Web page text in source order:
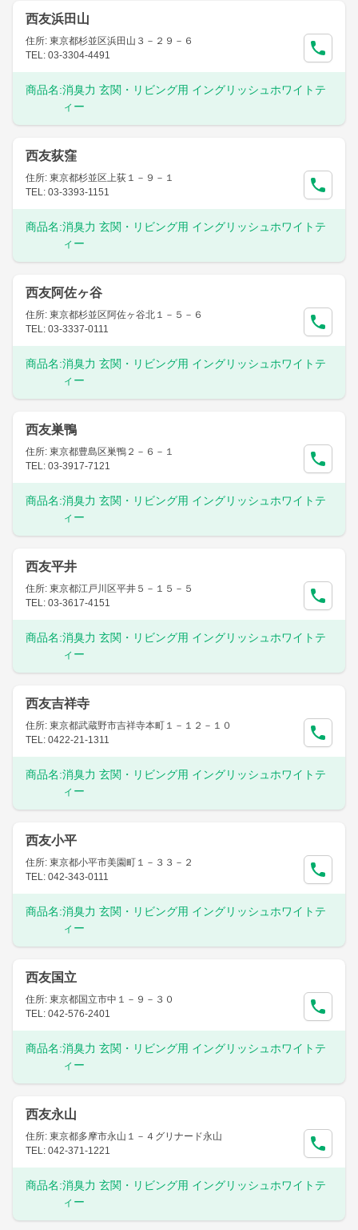
西友浜田山
住所: 東京都杉並区浜田山３－２９－６
TEL: 03-3304-4491
商品名:消臭力 玄関・リビング用 イングリッシュホワイトテ
ィー
西友荻窪
住所: 東京都杉並区上荻１－９－１
TEL: 03-3393-1151
商品名:消臭力 玄関・リビング用 イングリッシュホワイトテ
ィー
西友阿佐ヶ谷
住所: 東京都杉並区阿佐ヶ谷北１－５－６
TEL: 03-3337-0111
商品名:消臭力 玄関・リビング用 イングリッシュホワイトテ
ィー
西友巣鴨
住所: 東京都豊島区巣鴨２－６－１
TEL: 03-3917-7121
商品名:消臭力 玄関・リビング用 イングリッシュホワイトテ
ィー
西友平井
住所: 東京都江戸川区平井５－１５－５
TEL: 03-3617-4151
商品名:消臭力 玄関・リビング用 イングリッシュホワイトテ
ィー
西友吉祥寺
住所: 東京都武蔵野市吉祥寺本町１－１２－１０
TEL: 0422-21-1311
商品名:消臭力 玄関・リビング用 イングリッシュホワイトテ
ィー
西友小平
住所: 東京都小平市美園町１－３３－２
TEL: 042-343-0111
商品名:消臭力 玄関・リビング用 イングリッシュホワイトテ
ィー
西友国立
住所: 東京都国立市中１－９－３０
TEL: 042-576-2401
商品名:消臭力 玄関・リビング用 イングリッシュホワイトテ
ィー
西友永山
住所: 東京都多摩市永山１－４グリナード永山
TEL: 042-371-1221
商品名:消臭力 玄関・リビング用 イングリッシュホワイトテ
ィー